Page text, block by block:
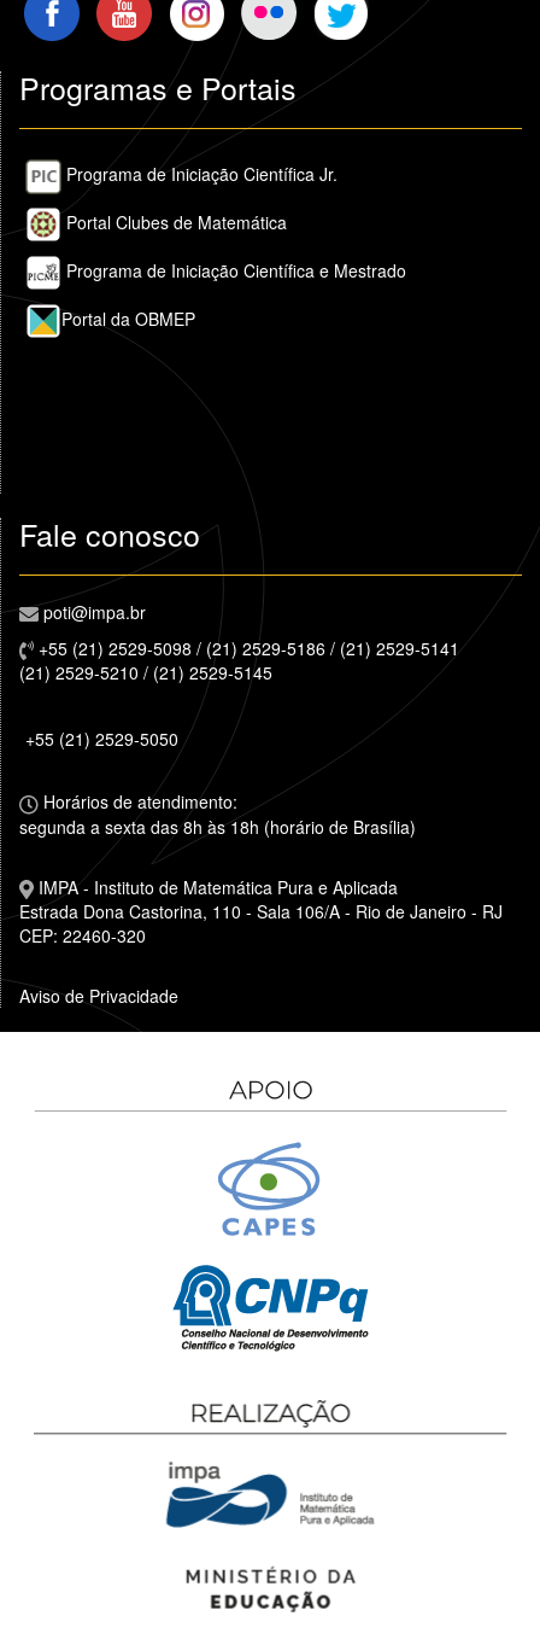
Programas e Portais
Programa de Iniciação Científica Jr.
Portal Clubes de Matemática
Programa de Iniciação Científica e Mestrado
Portal da OBMEP
Fale conosco
poti@impa.br
+55 (21) 2529-5098 / (21) 2529-5186 / (21) 2529-5141
(21) 2529-5210 / (21) 2529-5145
+55 (21) 2529-5050
Horários de atendimento:
segunda a sexta das 8h às 18h (horário de Brasília)
IMPA - Instituto de Matemática Pura e Aplicada
Estrada Dona Castorina, 110 - Sala 106/A - Rio de Janeiro - RJ
CEP: 22460-320
Aviso de Privacidade